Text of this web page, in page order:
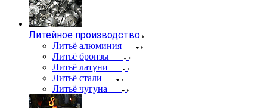
Литейное производство
Литьё алюминия
Литьё бронзы
Литьё латуни
Литьё стали
Литьё чугуна